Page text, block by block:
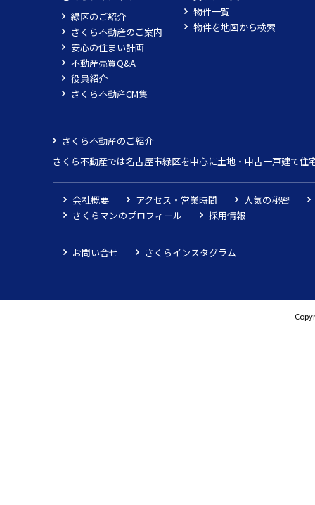
緑区のご紹介
さくら不動産のご案内
安心の住まい計画
不動産売買Q&A
役員紹介
さくら不動産CM集
物件一覧
物件を地図から検索
さくら不動産のご紹介
さくら不動産では名古屋市緑区を中心に土地・中古一戸建て
会社概要 アクセス・営業時間
人気の秘密
さくらマンのプロフィール
採用情報
お問い合せ さくらインスタグラム